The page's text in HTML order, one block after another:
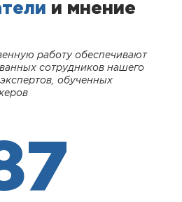
и мнение
работу обеспечивают
сотрудников нашего
обученных